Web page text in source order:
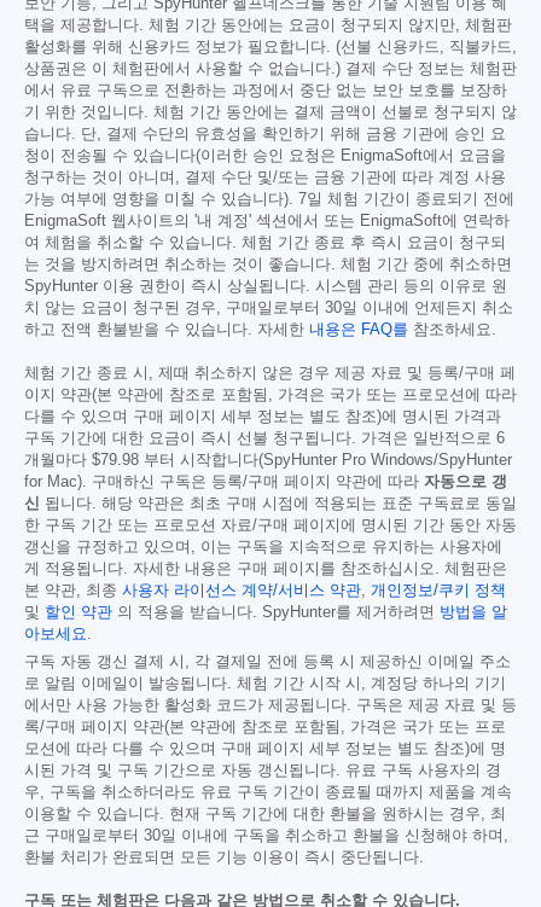
택을 제공합니다. 체험 기간 동안에는 요금이 청구되지 않지만, 체험판
활성화를 위해 신용카드 정보가 필요합니다. (선불 신용카드, 직불카드,
상품권은 이 체험판에서 사용할 수 없습니다.) 결제 수단 정보는 체험판
에서 유료 구독으로 전환하는 과정에서 중단 없는 보안 보호를 보장하
기 위한 것입니다. 체험 기간 동안에는 결제 금액이 선불로 청구되지 않
습니다. 단, 결제 수단의 유효성을 확인하기 위해 금융 기관에 승인 요
청이 전송될 수 있습니다(이러한 승인 요청은 EnigmaSoft에서 요금을
청구하는 것이 아니며, 결제 수단 및/또는 금융 기관에 따라 계정 사용
가능 여부에 영향을 미칠 수 있습니다). 7일 체험 기간이 종료되기 전에
EnigmaSoft 웹사이트의 '내 계정' 섹션에서 또는 EnigmaSoft에 연락하
여 체험을 취소할 수 있습니다. 체험 기간 종료 후 즉시 요금이 청구되
는 것을 방지하려면 취소하는 것이 좋습니다. 체험 기간 중에 취소하면
SpyHunter 이용 권한이 즉시 상실됩니다. 시스템 관리 등의 이유로 원
치 않는 요금이 청구된 경우, 구매일로부터 30일 이내에 언제든지 취소
하고 전액 환불받을 수 있습니다. 자세한 내용은 FAQ를 참조하세요.
체험 기간 종료 시, 제때 취소하지 않은 경우 제공 자료 및 등록/구매 페
이지 약관(본 약관에 참조로 포함됨, 가격은 국가 또는 프로모션에 따라
다를 수 있으며 구매 페이지 세부 정보는 별도 참조)에 명시된 가격과
구독 기간에 대한 요금이 즉시 선불 청구됩니다. 가격은 일반적으로 6
개월마다 $79.98 부터 시작합니다(SpyHunter Pro Windows/SpyHunter
for Mac). 구매하신 구독은 등록/구매 페이지 약관에 따라 자동으로 갱
신
됩니다. 해당 약관은 최초 구매 시점에 적용되는 표준 구독료로 동일
한 구독 기간 또는 프로모션 자료/구매 페이지에 명시된 기간 동안 자동
갱신을 규정하고 있으며, 이는 구독을 지속적으로 유지하는 사용자에
게 적용됩니다. 자세한 내용은 구매 페이지를 참조하십시오. 체험판은
본 약관, 최종 사용자 라이선스 계약/서비스 약관
개인정보/쿠키 정책
및 할인 약관 의 적용을 받습니다. SpyHunter를 제거하려면 방법을 알
아보세요
구독 자동 갱신 결제 시, 각 결제일 전에 등록 시 제공하신 이메일 주소
로 알림 이메일이 발송됩니다. 체험 기간 시작 시, 계정당 하나의 기기
에서만 사용 가능한 활성화 코드가 제공됩니다. 구독은 제공 자료 및 등
록/구매 페이지 약관(본 약관에 참조로 포함됨, 가격은 국가 또는 프로
모션에 따라 다를 수 있으며 구매 페이지 세부 정보는 별도 참조)에 명
시된 가격 및 구독 기간으로 자동 갱신됩니다. 유료 구독 사용자의 경
우, 구독을 취소하더라도 유료 구독 기간이 종료될 때까지 제품을 계속
이용할 수 있습니다. 현재 구독 기간에 대한 환불을 원하시는 경우, 최
근 구매일로부터 30일 이내에 구독을 취소하고 환불을 신청해야 하며,
환불 처리가 완료되면 모든 기능 이용이 즉시 중단됩니다.
구독 또는 체험판은 다음과 같은 방법으로 취소할 수 있습니다.